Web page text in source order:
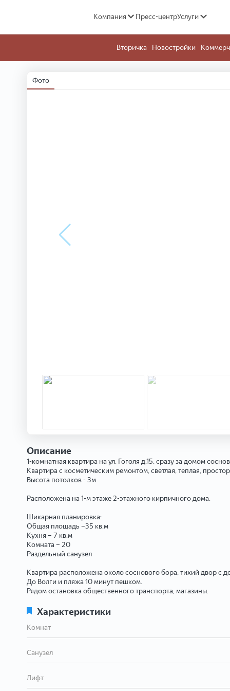
Компания Пресс-центрУслуги
Вторичка Новостройки
Фото
Описание
1-комнатная квартира на ул. Гоголя д.15, сразу за домом
Квартира с косметическим ремонтом, светлая, теплая,
Высота потолков - 3м
Расположена на 1-м этаже 2-этажного кирпичного дома.
Шикарная планировка:
Общая площадь –35 кв.м
Кухня – 7 кв.м
Комната – 20
Раздельный санузел
Квартира расположена около соснового бора, тихий двор с
До Волги и пляжа 10 минут пешком.
Рядом остановка общественного транспорта, магазины.
Характеристики
Комнат
Санузел
Лифт